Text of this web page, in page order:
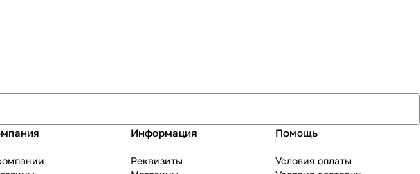
Информация
Реквизиты
Помощь
Условия оплаты